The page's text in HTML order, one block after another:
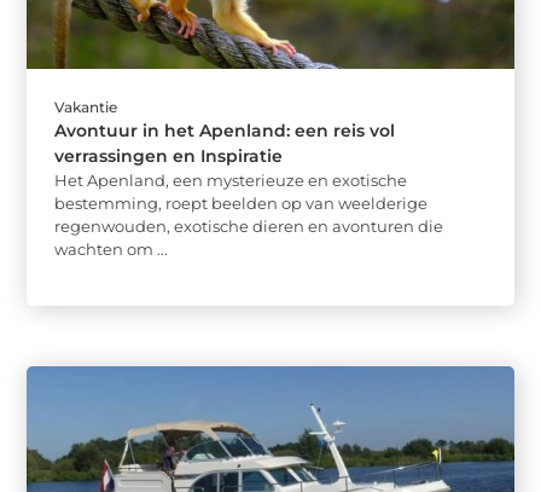
Vakantie
Avontuur in het Apenland: een reis vol
verrassingen en Inspiratie
Het Apenland, een mysterieuze en exotische
bestemming, roept beelden op van weelderige
regenwouden, exotische dieren en avonturen die
wachten om ...